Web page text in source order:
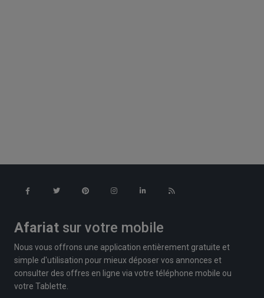
Afariat sur votre mobile
Nous vous offrons une application entièrement gratuite et
simple d'utilisation pour mieux déposer vos annonces et
consulter des offres en ligne via votre téléphone mobile ou
votre Tablette.